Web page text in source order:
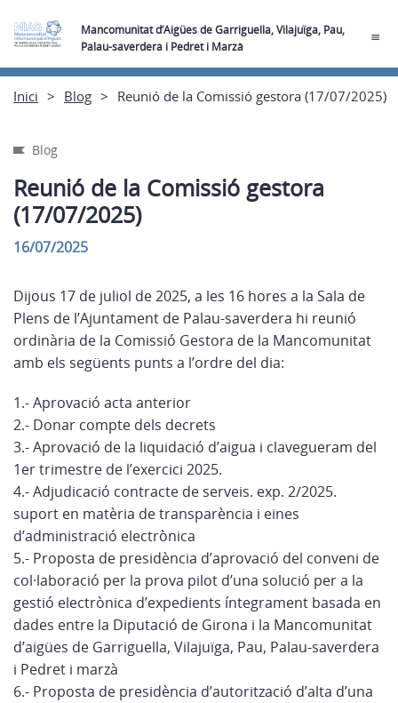
Mancomunitat d’Aigües de Garriguella, Vilajuïga, Pau,
Palau-saverdera i Pedret i Marzà
Inici Blog Reunió de la Comissió gestora (17/07/2025)
Blog
Reunió de la Comissió gestora
(17/07/2025)
16/07/2025
Dijous 17 de juliol de 2025, a les 16 hores a la Sala de
Plens de l’Ajuntament de Palau-saverdera hi reunió
ordinària de la Comissió Gestora de la Mancomunitat
amb els següents punts a l’ordre del dia:
1.- Aprovació acta anterior
2.- Donar compte dels decrets
3.- Aprovació de la liquidació d’aigua i clavegueram del
1er trimestre de l’exercici 2025.
4.- Adjudicació contracte de serveis. exp. 2/2025.
suport en matèria de transparència i eines
d’administració electrònica
5.- Proposta de presidència d’aprovació del conveni de
col·laboració per la prova pilot d’una solució per a la
gestió electrònica d’expedients íntegrament basada en
dades entre la Diputació de Girona i la Mancomunitat
d’aigües de Garriguella, Vilajuïga, Pau, Palau-saverdera
i Pedret i marzà
6.- Proposta de presidència d’autorització d’alta d’una